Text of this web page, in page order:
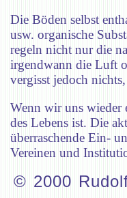
Die Böden selbst
usw. organische
regeln nicht nur die
irgendwann die Luft
vergisst jedoch
Wenn wir uns wieder
des Lebens ist. Die
überraschende Ein-
Vereinen und
© 2000